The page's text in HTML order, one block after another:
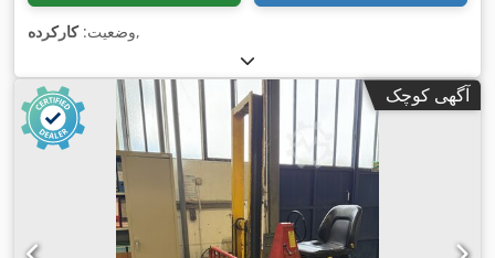
وضعیت:کارکرده ,
آگهی کوچک